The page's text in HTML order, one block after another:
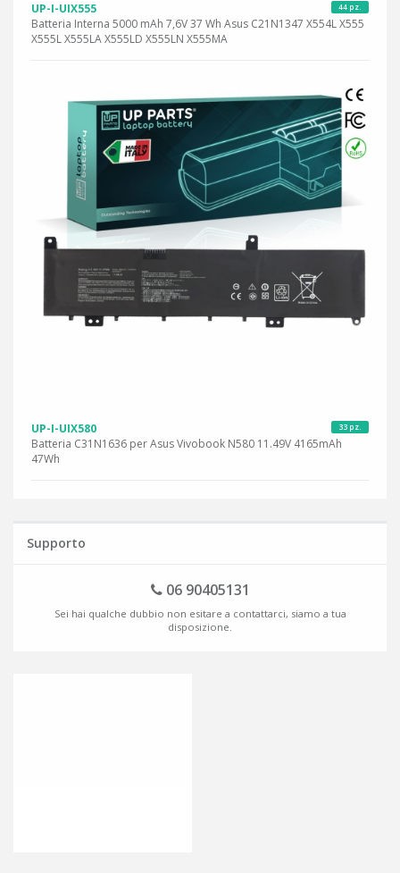
44 pz.
UP-I-UIX555
Batteria Interna 5000 mAh 7,6V 37 Wh Asus C21N1347 X554L X555
X555L X555LA X555LD X555LN X555MA
33 pz.
UP-I-UIX580
Batteria C31N1636 per Asus Vivobook N580 11.49V 4165mAh
47Wh
Supporto
06 90405131
Sei hai qualche dubbio non esitare a contattarci, siamo a tua
disposizione.